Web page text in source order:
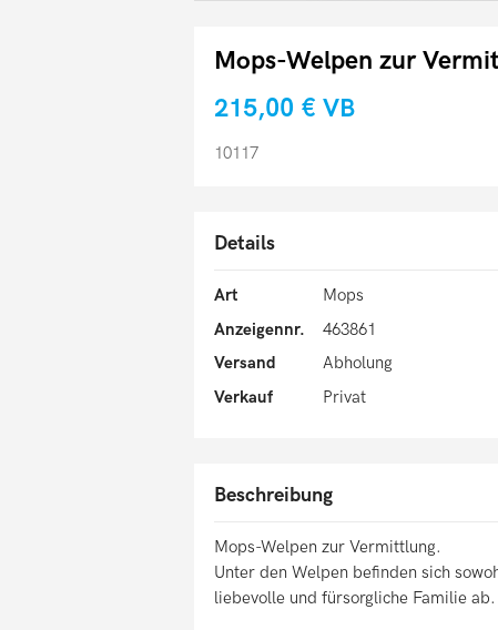
Mops-Welpen zur
215,00 € VB
10117
Details
Art
Mops
Anzeigennr.
463861
Versand
Abholung
Verkauf
Privat
Beschreibung
Mops-Welpen zur Vermittlung.
Unter den Welpen befinden sich
liebevolle und fürsorgliche Familie